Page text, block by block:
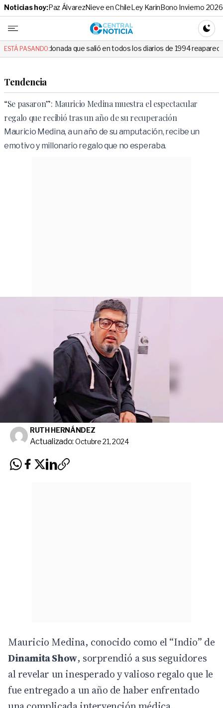
Noticias hoy:Paz ÁlvarezNieve en ChileLey KarinBono Invierno 2026
Central
ESTÁ PASANDO:
que salió en todos los diarios de 1994 reapareció e hizo llorar a
Tendencia
“Se pasaron”: Mauricio Medina muestra el espectacular
regalo que recibió tras un año de su recuperación
Mauricio Medina, a un año de su amputación, recibe un
emotivo y millonario regalo que no esperaba.
RUTH HERNÁNDEZ
Actualizado: Octubre 21, 2024
Mauricio Medina, conocido como el “Indio” de
Dinamita Show, sorprendió a sus seguidores
al revelar un inesperado y valioso regalo que le
fue entregado a un año de haber enfrentado